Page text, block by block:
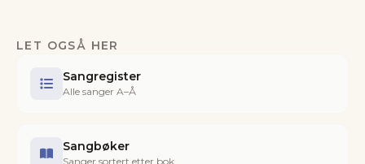
LET OGSÅ HER
Sangregister
Alle sanger A–Å
Sangbøker
Sanger sortert etter bok